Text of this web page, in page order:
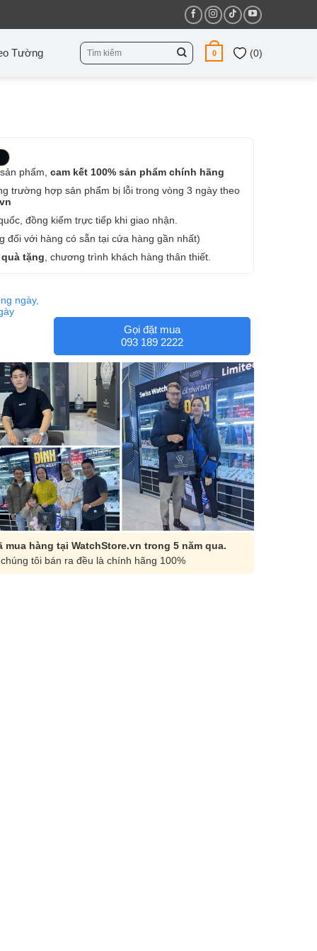
Tường
Tìm
kiếm:
0 (0)
phẩm, cam kết 100% sản phẩm chính hãng
trường hợp sản phẩm bị lỗi trong vòng 3 ngày theo
đồng kiểm trực tiếp khi giao nhận.
đối với hàng có sẵn tại cửa hàng gần nhất)
tặng , chương trình khách hàng thân thiết.
ngày,
Gọi đặt mua
093 189 2222
mua hàng tại WatchStore.vn trong 5 năm qua.
tôi bán ra đều là chính hãng 100%